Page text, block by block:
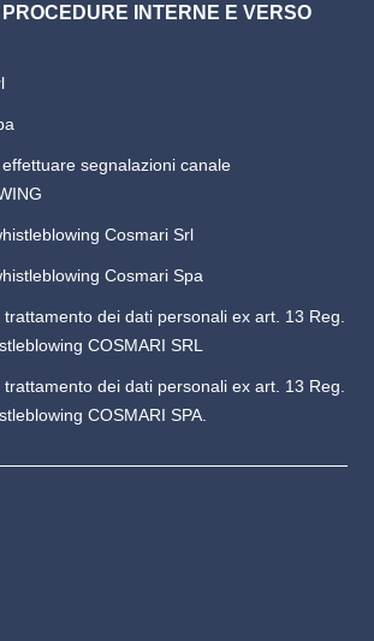
INTERNE E VERSO
segnalazioni canale
Cosmari Srl
Cosmari Spa
dei dati personali ex art. 13 Reg.
COSMARI SRL
dei dati personali ex art. 13 Reg.
COSMARI SPA.